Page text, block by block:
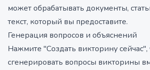
может обрабатывать документы,
текст, который вы предоставите.
Генерация вопросов и объяснений
Нажмите "Создать викторину сейчас",
сгенерировать вопросы викторины